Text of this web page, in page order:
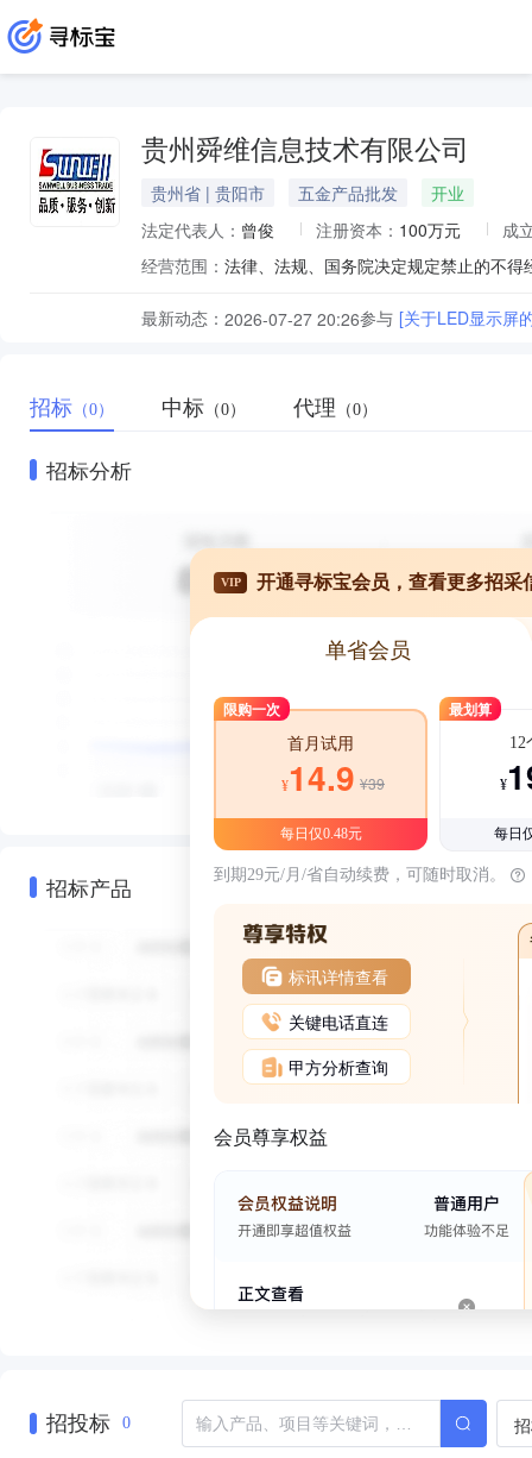
贵州舜维信息技术有限公司
贵州省 | 贵阳市 五金产品批发
开业
法定代表人： 曾俊 注册资本： 100万元
成
经营范围：
最新动态： 2026-07-27 20:26参与 [关于LED显示屏
招标 （0） 中标 （0） 代理 （0）
招标分析
招标产品
VIP 开通寻标宝会员，查看更多招采
单省会员
限购一次
首月试用
¥14.9 ¥39
每日仅0.48元
最划算
12
¥
每日
到期29元/月/省自动续费，可随时取消。
标讯详情查看
关键电话直连
甲方分析查询
会员尊享权益
招投标 0